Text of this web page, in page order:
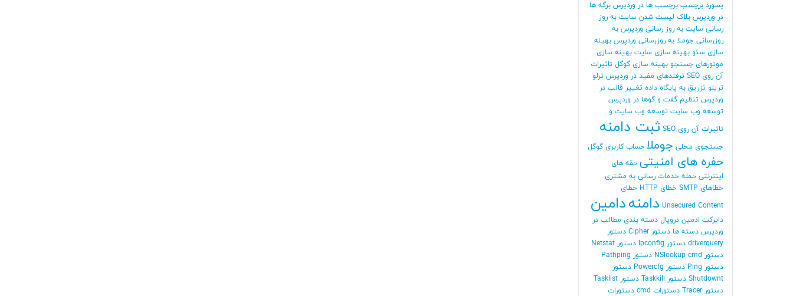
پسورد برچسب برچسب ها در وردپرس برگه ها
در وردپرس بلاک لیست شدن سایت به روز
رسانی سایت به روز رسانی وردپرس به
روزرسانی جوملا به روزرسانی وردپرس بهینه
سازی سئو بهینه سازی سایت بهینه سازی
موتورهای جستجو بهینه سازی گوگل تاثیرات
آن روی SEO
ترفندهای مفید در وردپرس ترلو
تریلو تزریق به پایگاه داده تغییر قالب در
وردپرس تنظیم گفت و گوها در وردپرس
توسعه وب سایت توسعه وب سایت و
تاثیرات آن روی SEO
ثبت دامنه
جستجوی محلی جوملا حساب کاربری گوگل
حفره های امنیتی حقه های
اینترنتی حمله خدمات رسانی به مشتری
خطاهای SMTP
خطای HTTP
خطای
Unsecured Content دامنهدامین
دایرکت ادمین دروپال دسته بندی مطالب در
وردپرس دسته ها دستور Cipher
دستور
driverquery دستور Ipconfig
دستور Netstat
دستور NSlookup cmd
دستور Pathping
دستور Ping
دستور Powercfg
دستور
Shutdownt دستور Taskkill
دستور Tasklist
دستور Tracer
دستورات cmd دستورات